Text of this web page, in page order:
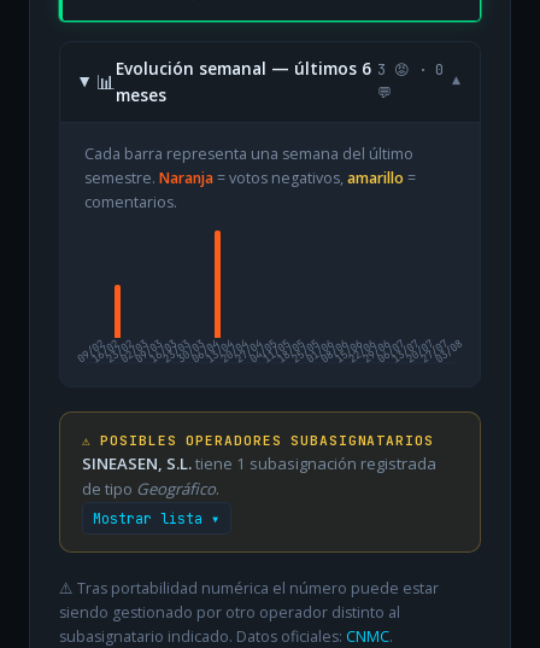
📊
Evolución semanal — últimos 6
meses
3 😡 · 0
💬
▾
Cada barra representa una semana del último
semestre. Naranja= votos negativos, amarillo =
comentarios.
09/02
16/0223/0202/0309/0316/0323/0330/0306/0413/0420/0427/0404/0511/0518/0525/0501/0608/0615/0622/0629/0606/0713/0720/0727/07
03/08
⚠️ POSIBLES OPERADORES SUBASIGNATARIOS
SINEASEN, S.L.tiene 1 subasignación registrada
de tipo Geográfico.
Mostrar lista ▾
⚠️ Tras portabilidad numérica el número puede estar
siendo gestionado por otro operador distinto al
subasignatario indicado. Datos oficiales: CNMC.